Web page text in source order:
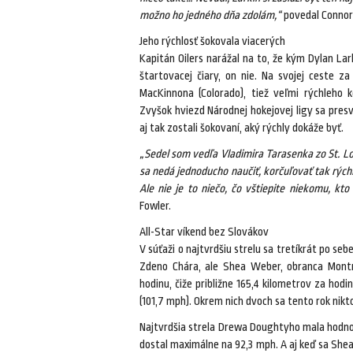
možno ho jedného dňa zdolám,“povedal
Jeho rýchlosť šokovala viacerých
Kapitán Oilers narážal na to, že kým Dylan
štartovacej čiary, on nie. Na svojej ceste
MacKinnona (Colorado), tiež veľmi
Zvyšok hviezd Národnej hokejovej ligy sa
aj tak zostali šokovaní, aký rýchly dokáže byť.
„Sedel som vedľa Vladimira Tarasenka zo St.
sa nedá jednoducho naučiť, korčuľovať tak
Ale nie je to niečo, čo vštiepite niekomu, kto
Fowler.
All-Star víkend bez Slovákov
V súťaži o najtvrdšiu strelu sa tretíkrát po
Zdeno Chára, ale Shea Weber, obranca
hodinu, čiže približne 165,4 kilometrov za
(101,7 mph). Okrem nich dvoch sa tento rok
Najtvrdšia strela Drewa Doughtyho mala
dostal maximálne na 92,3 mph. A aj keď sa